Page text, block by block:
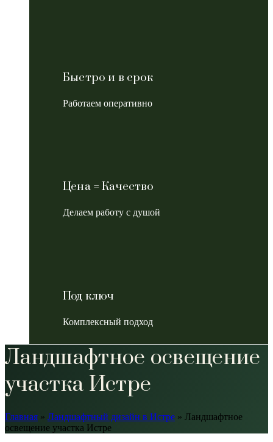
Быстро и в срок
Работаем оперативно
Цена = Качество
Делаем работу с душой
Под ключ
Комплексный подход
Ландшафтное освещение
участка Истре
Главная » Ландшафтный дизайн в Истре » Ландшафтное
освещение участка Истре